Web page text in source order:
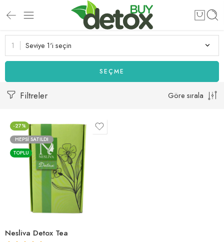
Seviye 1'i seçin
SEÇME
Filtreler Göre sırala
-27%
HEPSI SATILDI
TOPLU
Nesliva Detox Tea